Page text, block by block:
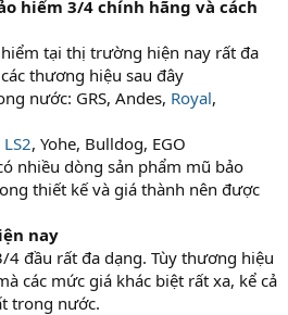
hiểm 3/4 chính hãng và cách
tại thị trường hiện nay rất đa
thương hiệu sau đây
nước: GRS, Andes, Royal,
LS2, Yohe, Bulldog, EGO
nhiều dòng sản phẩm mũ bảo
thiết kế và giá thành nên được
nay
4 đầu rất đa dạng. Tùy thương hiệu
các mức giá khác biệt rất xa, kể cả
trong nước.